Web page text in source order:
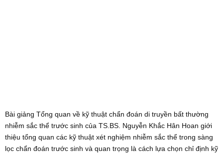
Bài giảng Tổng quan về kỹ thuật chẩn đoán di truyền bất thường
nhiễm sắc thể trước sinh của TS.BS. Nguyễn Khắc Hân Hoan giới
thiệu tổng quan các kỹ thuật xét nghiệm nhiễm sắc thể trong sàng
lọc chẩn đoán trước sinh và quan trọng là cách lựa chọn chỉ định kỹ